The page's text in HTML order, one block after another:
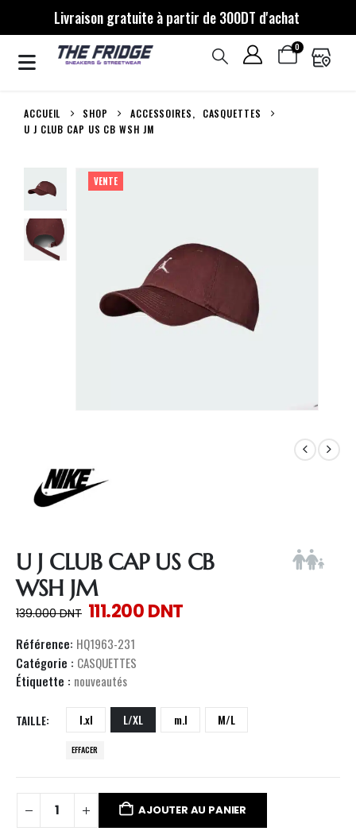
Livraison gratuite à partir de 300DT d'achat
0
ACCUEIL SHOP ACCESSOIRES,
CASQUETTES
U J CLUB CAP US CB WSH JM
VENTE
U J CLUB CAP US CB
WSH JM
139.000DNT 111.200DNT
Référence: HQ1963-231
Catégorie : CASQUETTES
Étiquette : nouveautés
TAILLE l.xl L/XL m.l M/L
EFFACER
AJOUTER AU PANIER